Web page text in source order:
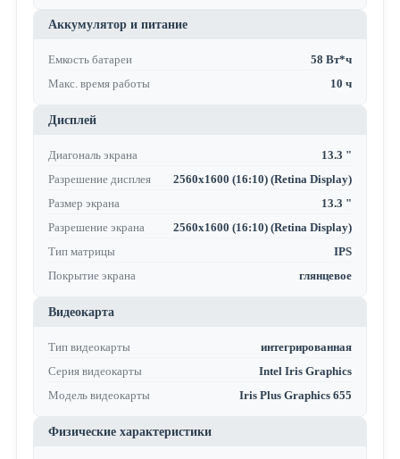
Аккумулятор и питание
Емкость батареи
58 Вт*ч
Макс. время работы
10 ч
Дисплей
Диагональ экрана
13.3 "
Разрешение дисплея
2560x1600 (16:10) (Retina Display)
Размер экрана
13.3 "
Разрешение экрана
2560x1600 (16:10) (Retina Display)
Тип матрицы
IPS
Покрытие экрана
глянцевое
Видеокарта
Тип видеокарты
интегрированная
Серия видеокарты
Intel Iris Graphics
Модель видеокарты
Iris Plus Graphics 655
Физические характеристики